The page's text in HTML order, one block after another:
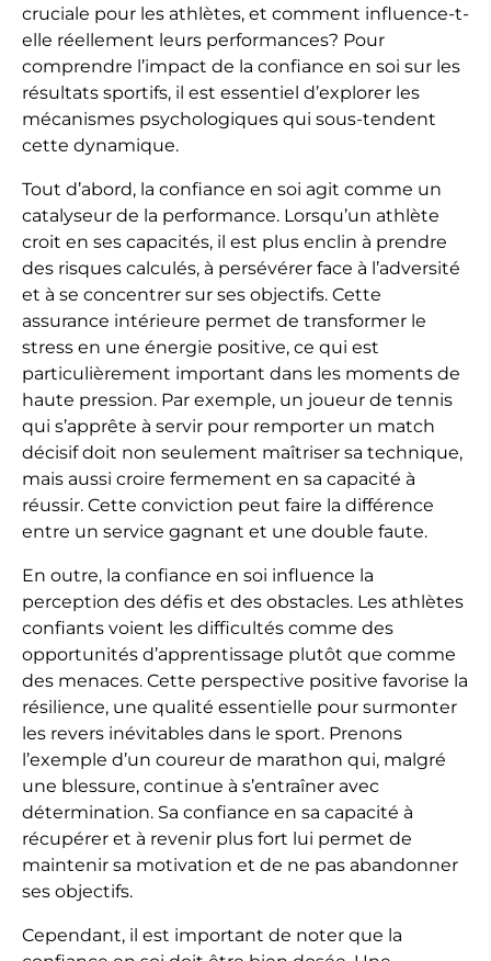
cruciale pour les athlètes, et comment influence-t-
elle réellement leurs performances? Pour
comprendre l’impact de la confiance en soi sur les
résultats sportifs, il est essentiel d’explorer les
mécanismes psychologiques qui sous-tendent
cette dynamique.
Tout d’abord, la confiance en soi agit comme un
catalyseur de la performance. Lorsqu’un athlète
croit en ses capacités, il est plus enclin à prendre
des risques calculés, à persévérer face à l’adversité
et à se concentrer sur ses objectifs. Cette
assurance intérieure permet de transformer le
stress en une énergie positive, ce qui est
particulièrement important dans les moments de
haute pression. Par exemple, un joueur de tennis
qui s’apprête à servir pour remporter un match
décisif doit non seulement maîtriser sa technique,
mais aussi croire fermement en sa capacité à
réussir. Cette conviction peut faire la différence
entre un service gagnant et une double faute.
En outre, la confiance en soi influence la
perception des défis et des obstacles. Les athlètes
confiants voient les difficultés comme des
opportunités d’apprentissage plutôt que comme
des menaces. Cette perspective positive favorise la
résilience, une qualité essentielle pour surmonter
les revers inévitables dans le sport. Prenons
l’exemple d’un coureur de marathon qui, malgré
une blessure, continue à s’entraîner avec
détermination. Sa confiance en sa capacité à
récupérer et à revenir plus fort lui permet de
maintenir sa motivation et de ne pas abandonner
ses objectifs.
Cependant, il est important de noter que la